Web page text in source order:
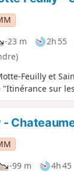
-23 m 2h 55
Feuilly et
sur
-
-99 m 4h 45